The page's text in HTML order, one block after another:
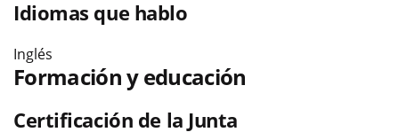
Idiomas que hablo
Inglés
Formación y educación
Certificación de la Junta